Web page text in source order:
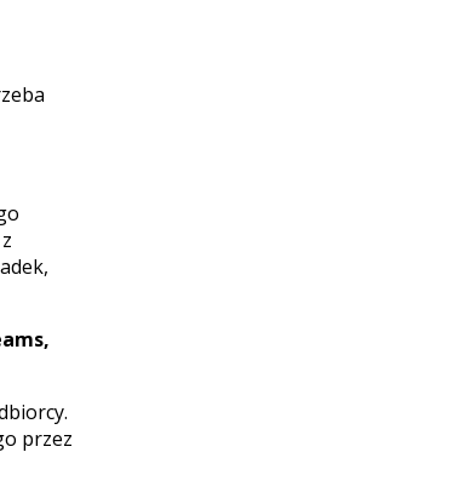
przez